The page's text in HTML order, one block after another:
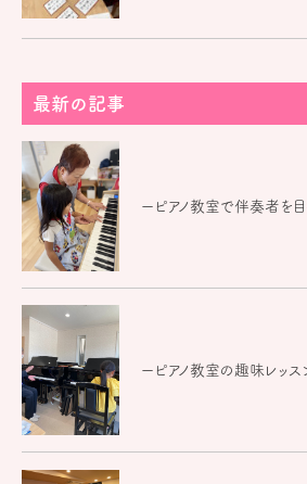
最新の記事
ーピアノ教室で伴奏者を
ーピアノ教室の趣味レッ